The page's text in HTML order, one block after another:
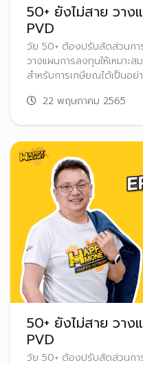
50+ ยังไม่สาย วา
PVD
วัย 50+ ต้องปรับสัดส่วนกา
วางแผนการลงทุนให้เหมาะ
สำหรับการเกษียณได้เป็นอย่
22 พฤษภาคม 2565
50+ ยังไม่สาย วา
PVD
วัย 50+ ต้องปรับสัดส่วนกา